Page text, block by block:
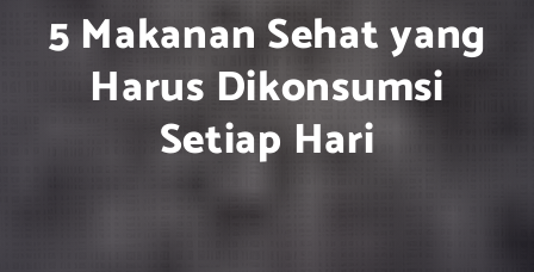
5 Makanan Sehat yang
Harus Dikonsumsi
Setiap Hari